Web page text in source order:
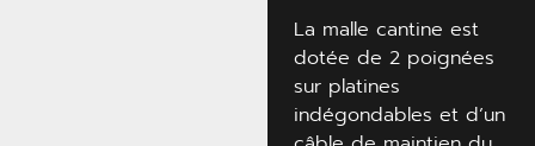
La malle cantine est
dotée de 2 poignées
sur platines
indégondables et d’un